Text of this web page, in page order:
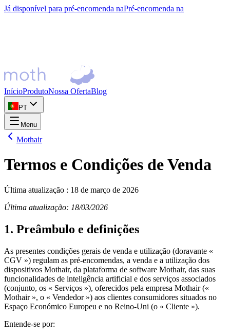
Já disponível para pré-encomenda naPré-encomenda na
InícioProdutoNossa OfertaBlog
PT
Menu
Mothair
Termos e Condições de Venda
Última atualização : 18 de março de 2026
Última atualização: 18/03/2026
1. Preâmbulo e definições
As presentes condições gerais de venda e utilização (doravante «
CGV ») regulam as pré‑encomendas, a venda e a utilização dos
dispositivos Mothair, da plataforma de software Mothair, das suas
funcionalidades de inteligência artificial e dos serviços associados
(conjunto, os « Serviços »), oferecidos pela empresa Mothair («
Mothair », o « Vendedor ») aos clientes consumidores situados no
Espaço Económico Europeu e no Reino‑Uni (o « Cliente »).
Entende‑se por: